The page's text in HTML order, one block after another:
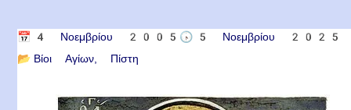
📅 4 Νοεμβρίου 2005 🕟 5 Νοεμβρίου 2025
📂 Βίοι Αγίων Πίστη